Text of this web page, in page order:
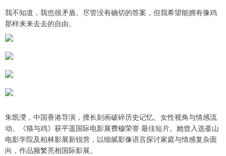
我不知道，我也很矛盾。尽管没有确切的答案，但我希望能拥有像鸡
那样来来去去的自由。
朱凯濙，中国香港导演，擅长刻画破碎历史记忆、女性视角与情感流
动。《猫与鸡》获平遥国际电影展费穆荣誉·最佳短片。她曾入选釜山
电影学院及柏林影展新锐营，以细腻影像语言探讨家庭与情感复杂面
向，作品频繁亮相国际影展。